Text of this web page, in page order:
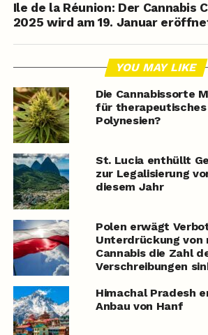
Ile de la Réunion: Der Cannabis
2025 wird am 19. Januar
YOU MAY LIKE
Die Cannabissorte
für therapeutisches
Polynesien?
St. Lucia enthüllt
zur Legalisierung
diesem Jahr
Polen erwägt
Unterdrückung von
Cannabis die Zahl
Verschreibungen
Himachal Pradesh
Anbau von Hanf